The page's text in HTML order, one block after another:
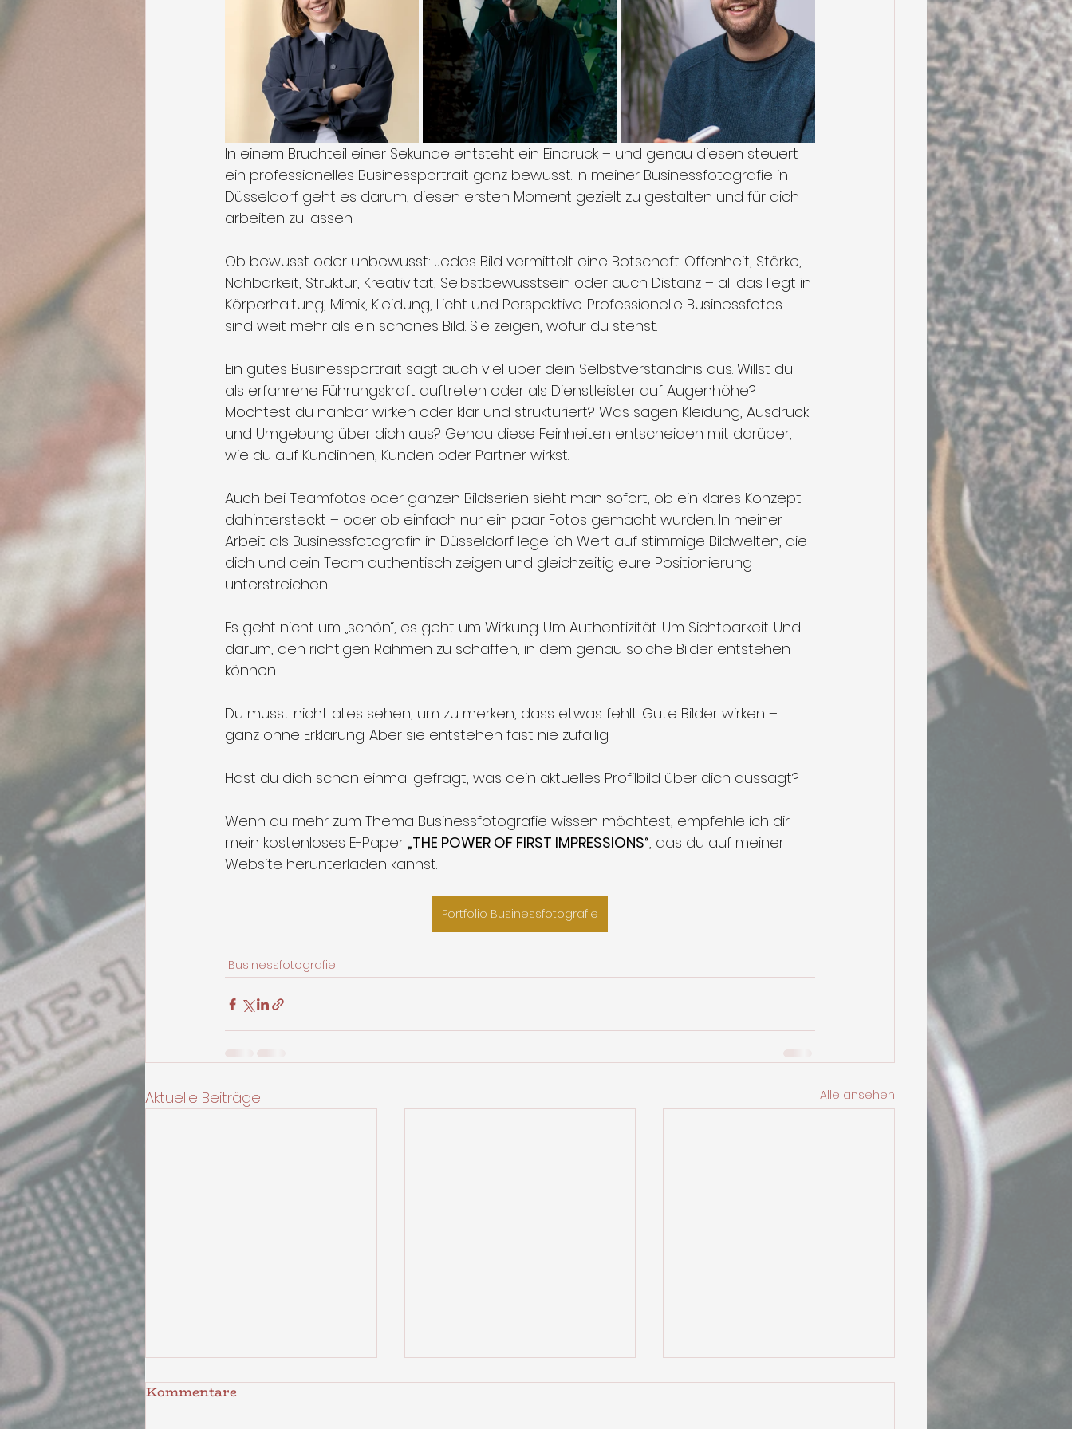
In einem Bruchteil einer Sekunde entsteht ein Eindruck – und genau diesen steuert
ein professionelles Businessportrait ganz bewusst. In meiner Businessfotografie in
Düsseldorf geht es darum, diesen ersten Moment gezielt zu gestalten und für dich
arbeiten zu lassen.
Ob bewusst oder unbewusst: Jedes Bild vermittelt eine Botschaft. Offenheit, Stärke,
Nahbarkeit, Struktur, Kreativität, Selbstbewusstsein oder auch Distanz – all das liegt in
Körperhaltung, Mimik, Kleidung, Licht und Perspektive. Professionelle Businessfotos
sind weit mehr als ein schönes Bild. Sie zeigen, wofür du stehst.
Ein gutes Businessportrait sagt auch viel über dein Selbstverständnis aus. Willst du
als erfahrene Führungskraft auftreten oder als Dienstleister auf Augenhöhe?
Möchtest du nahbar wirken oder klar und strukturiert? Was sagen Kleidung, Ausdruck
und Umgebung über dich aus? Genau diese Feinheiten entscheiden mit darüber,
wie du auf Kundinnen, Kunden oder Partner wirkst.
Auch bei Teamfotos oder ganzen Bildserien sieht man sofort, ob ein klares Konzept
dahintersteckt – oder ob einfach nur ein paar Fotos gemacht wurden. In meiner
Arbeit als Businessfotografin in Düsseldorf lege ich Wert auf stimmige Bildwelten, die
dich und dein Team authentisch zeigen und gleichzeitig eure Positionierung
unterstreichen.
Es geht nicht um „schön“, es geht um Wirkung. Um Authentizität. Um Sichtbarkeit. Und
darum, den richtigen Rahmen zu schaffen, in dem genau solche Bilder entstehen
können.
Du musst nicht alles sehen, um zu merken, dass etwas fehlt. Gute Bilder wirken –
ganz ohne Erklärung. Aber sie entstehen fast nie zufällig.
Hast du dich schon einmal gefragt, was dein aktuelles Profilbild über dich aussagt?
Wenn du mehr zum Thema Businessfotografie wissen möchtest, empfehle ich dir
mein kostenloses E-Paper „THE POWER OF FIRST IMPRESSIONS“, das du auf meiner
Website herunterladen kannst.
Portfolio Businessfotografie
Businessfotografie
Aktuelle Beiträge Alle ansehen
Kommentare